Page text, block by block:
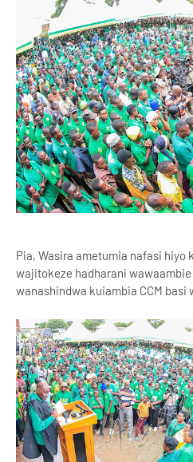
Pia, Wasira ametumia nafasi hiyo
wajitokeze hadharani
wanashindwa kuiambia CCM basi